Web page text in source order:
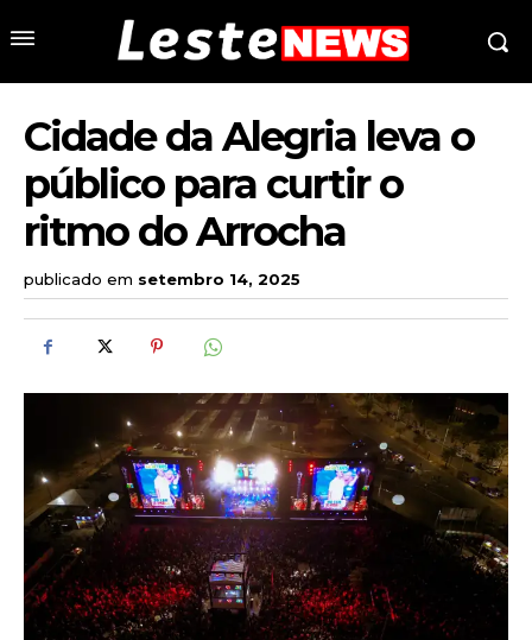
Cidade da Alegria leva o
público para curtir o
ritmo do Arrocha
publicado em setembro 14, 2025